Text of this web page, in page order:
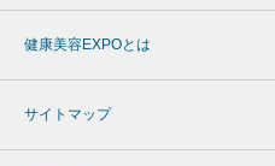
健康美容EXPOとは
サイトマップ